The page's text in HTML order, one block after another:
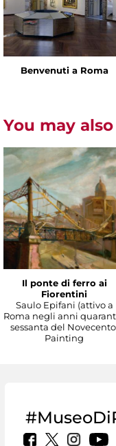
Benvenuti a Roma
You may
Il ponte di ferro ai
Fiorentini
Saulo Epifani (attivo a
Roma negli anni
sessanta del
Painting